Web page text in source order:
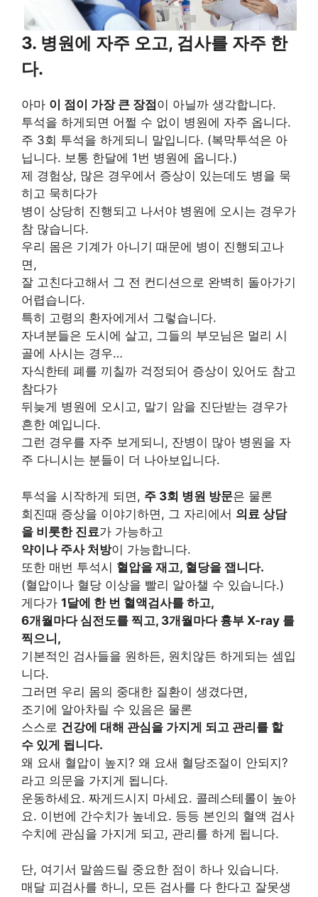
3. 병원에 자주 오고, 검사를 자주 한
다.
아마 이 점이 가장 큰 장점 이 아닐까 생각합니다.
투석을 하게되면 어쩔 수 없이 병원에 자주 옵니다.
주 3회 투석을 하게되니 말입니다. (복막투석은 아
닙니다. 보통 한달에 1번 병원에 옵니다.)
제 경험상, 많은 경우에서 증상이 있는데도 병을 묵
히고 묵히다가
병이 상당히 진행되고 나서야 병원에 오시는 경우가
참 많습니다.
우리 몸은 기계가 아니기 때문에 병이 진행되고나
면,
잘 고친다고해서 그 전 컨디션으로 완벽히 돌아가기
어렵습니다.
특히 고령의 환자에게서 그렇습니다.
자녀분들은 도시에 살고, 그들의 부모님은 멀리 시
골에 사시는 경우…
자식한테 폐를 끼칠까 걱정되어 증상이 있어도 참고
참다가
뒤늦게 병원에 오시고, 말기 암을 진단받는 경우가
흔한 예입니다.
그런 경우를 자주 보게되니, 잔병이 많아 병원을 자
주 다니시는 분들이 더 나아보입니다.
투석을 시작하게 되면, 주 3회 병원 방문은 물론
회진때 증상을 이야기하면, 그 자리에서 의료 상담
을 비롯한 진료가 가능하고
약이나 주사 처방이 가능합니다.
또한 매번 투석시 혈압을 재고, 혈당을 잽니다.
(혈압이나 혈당 이상을 빨리 알아챌 수 있습니다.)
게다가 1달에 한 번 혈액검사를 하고,
6개월마다 심전도를 찍고, 3개월마다 흉부 X-ray 를
찍으니,
기본적인 검사들을 원하든, 원치않든 하게되는 셈입
니다.
그러면 우리 몸의 중대한 질환이 생겼다면,
조기에 알아차릴 수 있음은 물론
스스로 건강에 대해 관심을 가지게 되고 관리를 할
수 있게 됩니다.
왜 요새 혈압이 높지? 왜 요새 혈당조절이 안되지?
라고 의문을 가지게 됩니다.
운동하세요. 짜게드시지 마세요. 콜레스테롤이 높아
요. 이번에 간수치가 높네요. 등등 본인의 혈액 검사
수치에 관심을 가지게 되고, 관리를 하게 됩니다.
단, 여기서 말씀드릴 중요한 점이 하나 있습니다.
매달 피검사를 하니, 모든 검사를 다 한다고 잘못생